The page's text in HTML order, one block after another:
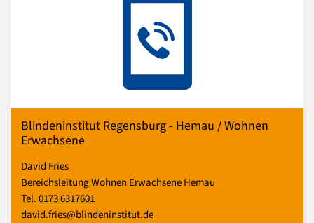
Blindeninstitut Regensburg - Hemau / Wohnen
Erwachsene
David Fries
Bereichsleitung Wohnen Erwachsene Hemau
Tel.0173 6317601
david.fries@blindeninstitut.de